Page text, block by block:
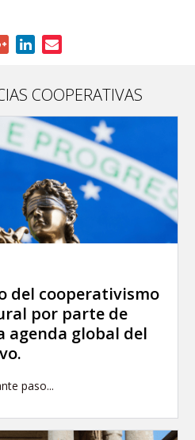
COOPERATIVAS
del cooperativismo
por parte de
agenda global del
paso...